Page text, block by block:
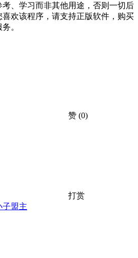
、学习而非其他用途，否则一切后
欢该程序，请支持正版软件，购买
。
赞 (0)
打赏
子盟主